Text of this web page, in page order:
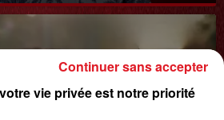
vie privée est notre priorité
Continuer sans accepter